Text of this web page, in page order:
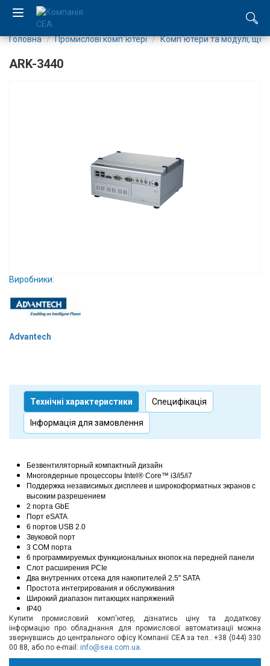
Виробництво
Вхід/
авторизація
Виробники
Доставка
Тех.
Підтримка
Блог
Головна Промислові комп`ютері Комп`ютери та модулі, що
ARK-3440
Виробники:
Advantech
Технічні характеристики Специфікація
Інформація для замовлення
Безвентиляторный компактный дизайн
Многоядерные процессоры Intel® Core™ i3/i5/i7
Поддержка независимых дисплеев и широкоформатных экранов с
высоким разрешением
2 порта GbE
Порт eSATA
6 портов USB 2.0
Звуковой порт
3 COM порта
6 программируемых функциональных кнопок на передней панели
Слот расширения PCIe
Два внутренних отсека для накопителей 2.5" SATA
Простота интегрирования и обслуживания
Широкий диапазон питающих напряжений
IP40
Купити промисловий комп'ютер, дізнатись ціну та додаткову
інформацію про обладнання для промислової автоматизації можна
звернувшись до центрального офісу Компанії СЕА за тел.: +38 (044) 330
00 88, або по e-mail: info@sea.com.ua.